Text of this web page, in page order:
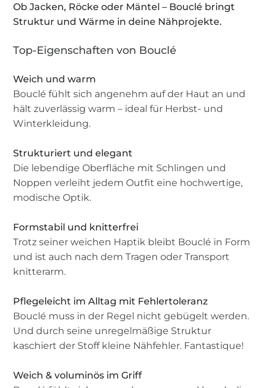
Ob Jacken, Röcke oder Mäntel – Bouclé bringt
Struktur und Wärme in deine Nähprojekte.
Top-Eigenschaften von Bouclé
Weich und warm
Bouclé fühlt sich angenehm auf der Haut an und
hält zuverlässig warm – ideal für Herbst- und
Winterkleidung.
Strukturiert und elegant
Die lebendige Oberfläche mit Schlingen und
Noppen verleiht jedem Outfit eine hochwertige,
modische Optik.
Formstabil und knitterfrei
Trotz seiner weichen Haptik bleibt Bouclé in Form
und ist auch nach dem Tragen oder Transport
knitterarm.
Pflegeleicht im Alltag mit Fehlertoleranz
Bouclé muss in der Regel nicht gebügelt werden.
Und durch seine unregelmäßige Struktur
kaschiert der Stoff kleine Nähfehler. Fantastique!
Weich & voluminös im Griff